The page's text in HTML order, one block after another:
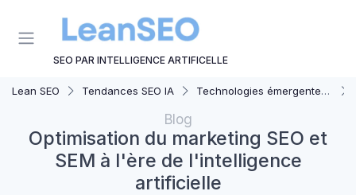
SEO PAR INTELLIGENCE ARTIFICELLE
Lean SEO Tendances SEO IA Technologies émergentes en SEO IA
Blog
Optimisation du marketing SEO et
SEM à l'ère de l'intelligence
artificielle